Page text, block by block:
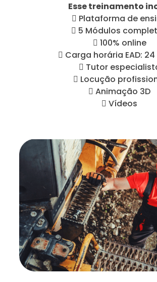
Esse treinamento
 Plataforma de
 5 Módulos
 100% online
 Carga horária EAD:
 Tutor
 Locução
 Animação 3D
 Vídeos